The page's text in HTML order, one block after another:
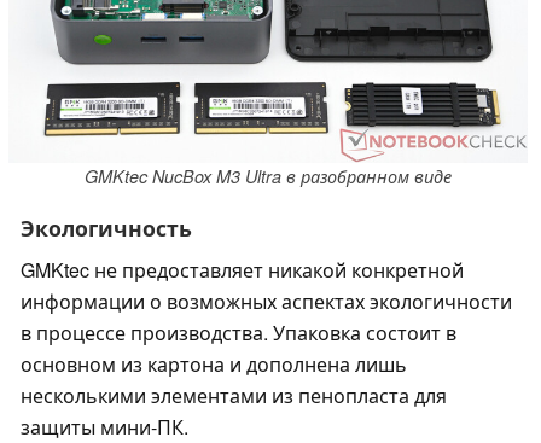
GMKtec NucBox M3 Ultra в разобранном виде
Экологичность
GMKtec не предоставляет никакой конкретной
информации о возможных аспектах экологичности
в процессе производства. Упаковка состоит в
основном из картона и дополнена лишь
несколькими элементами из пенопласта для
защиты мини-ПК.